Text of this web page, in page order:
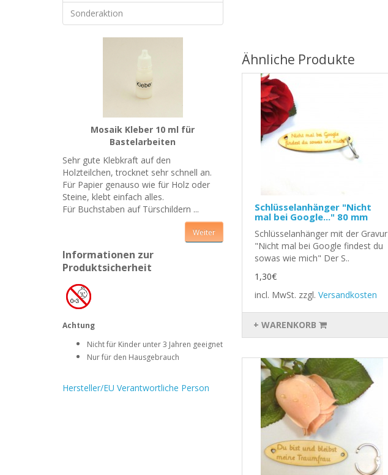
Sonderaktion
Mosaik Kleber 10 ml für
Bastelarbeiten
Sehr gute Klebkraft auf den
Holzteilchen, trocknet sehr schnell an.
Für Papier genauso wie für Holz oder
Steine, klebt einfach alles.
Für Buchstaben auf Türschildern ...
Weiter
Informationen zur
Produktsicherheit
Achtung
Nicht für Kinder unter 3 Jahren geeignet
Nur für den Hausgebrauch
Hersteller/EU Verantwortliche Person
Ähnliche Produkte
Schlüsselanhänger "Nicht
mal bei Google..." 80 mm
Schlüsselanhänger mit der Gravur
"Nicht mal bei Google findest du
sowas wie mich" Der S..
1,30€
incl. MwSt. zzgl. Versandkosten
+ WARENKORB